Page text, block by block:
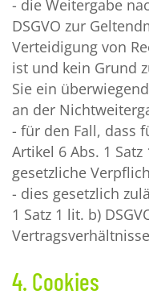
- die Weitergabe
DSGVO zur
Verteidigung von
ist und kein Grund
Sie ein
an der
- für den Fall, dass
Artikel 6 Abs. 1 Satz
gesetzliche
- dies gesetzlich
1 Satz 1 lit. b)
4. Cookies